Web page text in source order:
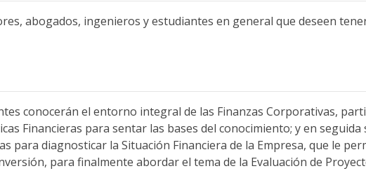
abogados, ingenieros y estudiantes en general que deseen
conocerán el entorno integral de las Finanzas Corporativas,
Financieras para sentar las bases del conocimiento; y en seguida
para diagnosticar la Situación Financiera de la Empresa, que le
para finalmente abordar el tema de la Evaluación de